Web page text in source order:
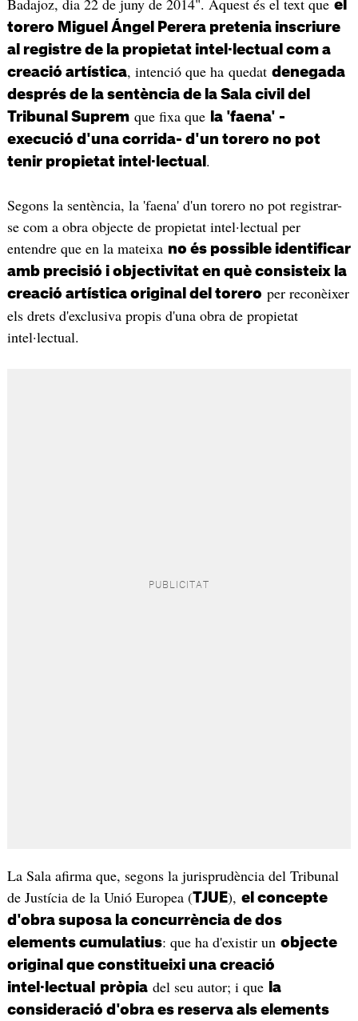
Badajoz, dia 22 de juny de 2014". Aquest és el text que el
torero Miguel Ángel Perera pretenia inscriure
al registre de la propietat intel·lectual com a
creació artística, intenció que ha quedat denegada
després de la sentència de la Sala civil del
Tribunal Supremque fixa que
la 'faena' -
execució d'una corrida- d'un torero no pot
tenir propietat intel·lectual .
Segons la sentència, la 'faena' d'un torero no pot registrar-
se com a obra objecte de propietat intel·lectual per
entendre que en la mateixa no és possible identificar
amb precisió i objectivitat en què consisteix la
creació artística original del torero per reconèixer
els drets d'exclusiva propis d'una obra de propietat
intel·lectual.
La Sala afirma que, segons la jurisprudència del Tribunal
de Justícia de la Unió Europea (TJUE), el concepte
d'obra suposa la concurrència de dos
elements cumulatius: que ha d'existir un objecte
original que constitueixi una creació
intel·lectual
pròpiadel seu autor; i que
la
consideració d'obra es reserva als elements